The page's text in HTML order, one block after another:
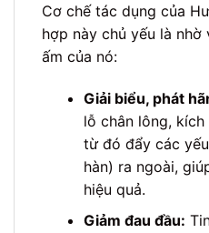
Cơ chế tác dụng của
hợp này chủ yếu là
ấm của nó:
Giải biểu, phát
lỗ chân lông,
từ đó đẩy các
hàn) ra ngoài,
hiệu quả.
Giảm đau đầu: